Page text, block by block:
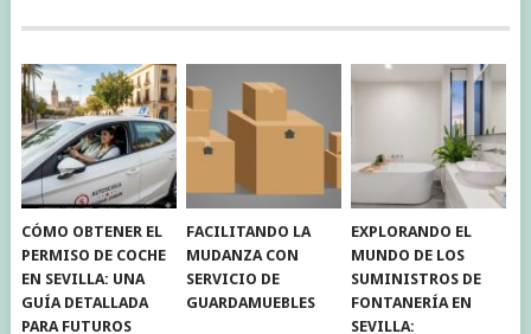
CÓMO OBTENER EL
PERMISO DE COCHE
EN SEVILLA: UNA
GUÍA DETALLADA
PARA FUTUROS
FACILITANDO LA
MUDANZA CON
SERVICIO DE
GUARDAMUEBLES
EXPLORANDO EL
MUNDO DE LOS
SUMINISTROS DE
FONTANERÍA EN
SEVILLA: